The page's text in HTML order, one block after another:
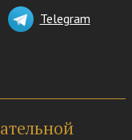
Telegram